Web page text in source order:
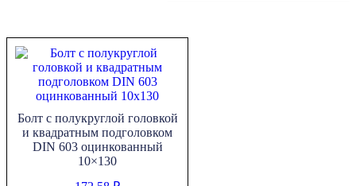
Болт с полукруглой головкой
и квадратным подголовком
DIN 603 оцинкованный
10×130